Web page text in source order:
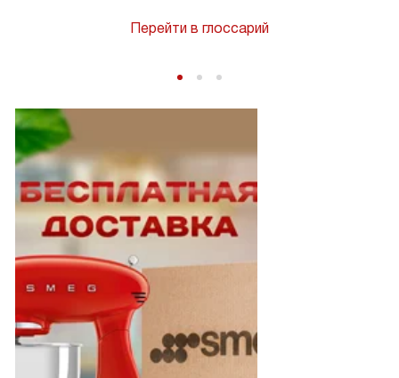
Перейти в глоссарий